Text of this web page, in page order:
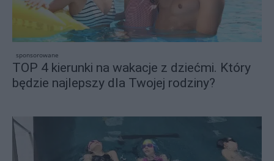
sponsorowane
TOP 4 kierunki na wakacje z dziećmi. Który
będzie najlepszy dla Twojej rodziny?